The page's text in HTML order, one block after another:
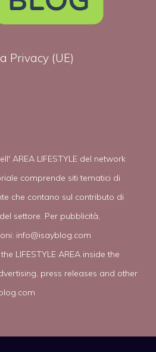
Privacy (UE)
AREA LIFESTYLE del network
comprende siti tematici di
che contano sul contributo di
settore. Per pubblicità,
info@isayblog.com
LIFESTYLE AREA inside the
press releases and other